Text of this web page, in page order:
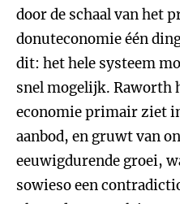
door de schaal van het
donuteconomie één
dit: het hele systeem
snel mogelijk. Raworth
economie primair ziet
aanbod, en gruwt van
eeuwigdurende groei,
sowieso een